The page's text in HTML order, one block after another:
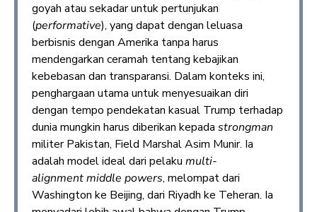
goyah atau sekadar untuk pertunjukan
(performative), yang dapat dengan leluasa
berbisnis dengan Amerika tanpa harus
mendengarkan ceramah tentang kebajikan
kebebasan dan transparansi. Dalam konteks ini,
penghargaan utama untuk menyesuaikan diri
dengan tempo pendekatan kasual Trump terhadap
dunia mungkin harus diberikan kepada strongman
militer Pakistan, Field Marshal Asim Munir. Ia
adalah model ideal dari pelaku multi-
alignmentmiddle powers, melompat dari
Washington ke Beijing, dari Riyadh ke Teheran. Ia